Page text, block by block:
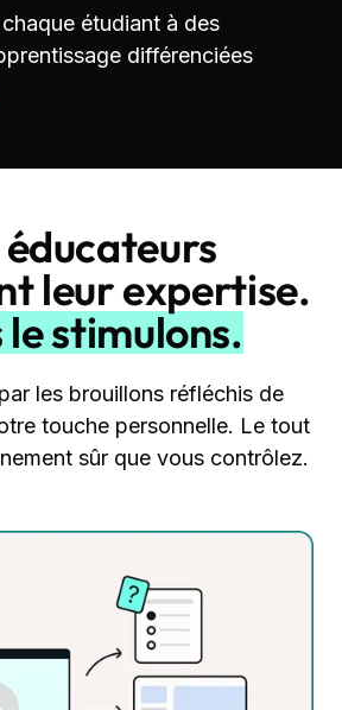
étudiant à des
différenciées
éducateurs
leur expertise.
le stimulons.
les brouillons réfléchis de
touche personnelle. Le tout
sûr que vous contrôlez.